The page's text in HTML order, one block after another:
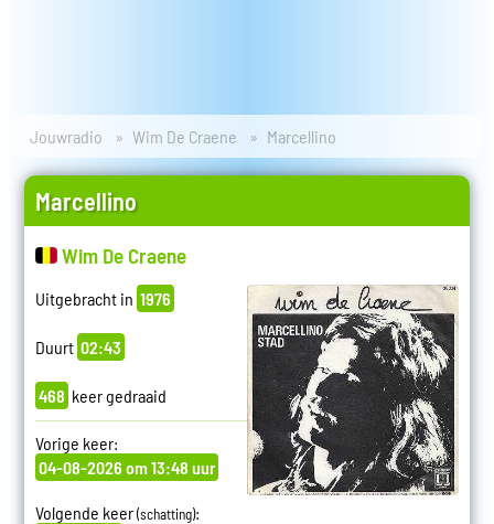
Jouwradio Wim De Craene Marcellino
Marcellino
Wim De Craene
Uitgebracht in 1976
Duurt 02:43
468 keer gedraaid
Vorige keer:
04-08-2026 om 13:48 uur
Volgende keer(schatting):